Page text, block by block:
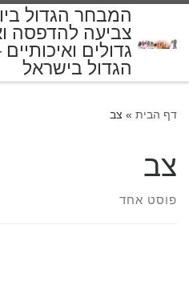
המבחר הגדול
צביעה להדפסה
גדולים
הגדול בישראל
דף הבית » צב
צב
פוסט אחד